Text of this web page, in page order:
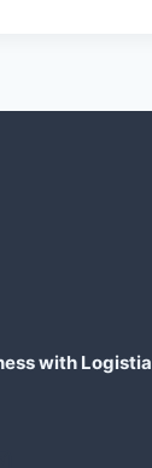
with Logistia